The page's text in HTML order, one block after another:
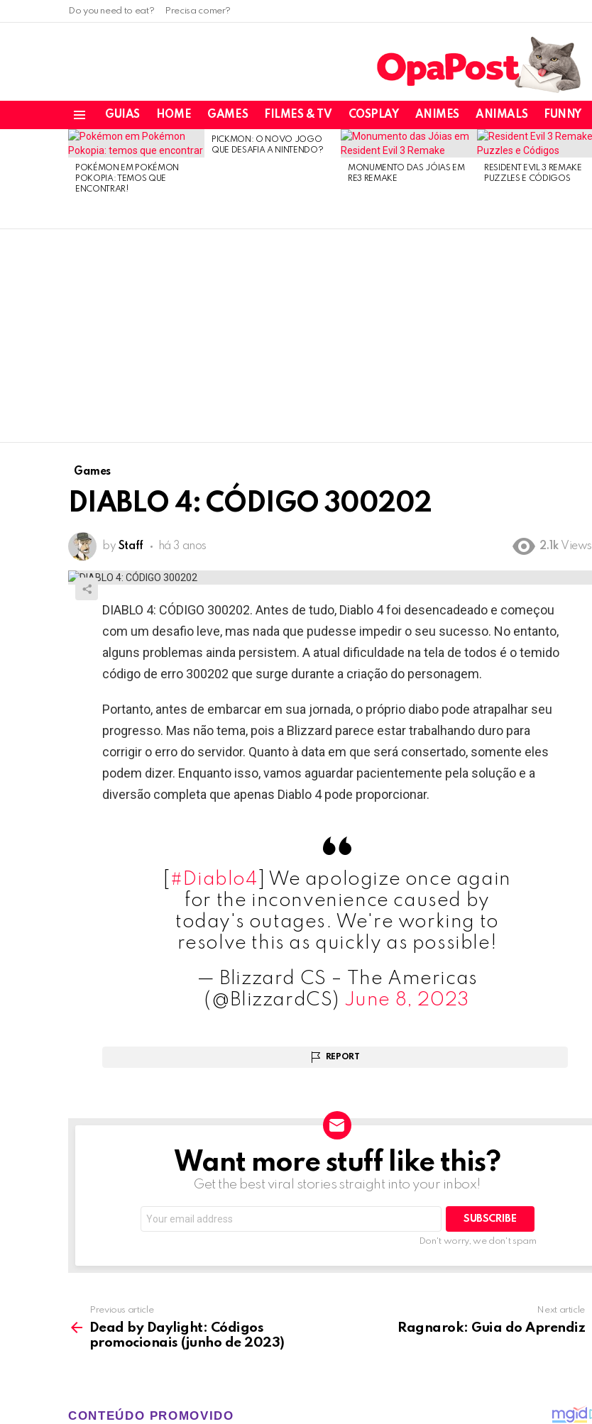
Do you need to eat? Precisa comer?
GUIAS HOME GAMES FILMES & TV COSPLAY ANIMES ANIMALS FUNNY
LATEST
STORIES
POKÉMON EM POKÉMON
POKOPIA: TEMOS QUE
ENCONTRAR!
PICKMON: O NOVO JOGO
QUE DESAFIA A NINTENDO?
MONUMENTO DAS JÓIAS EM
RE3 REMAKE
RESIDENT EVIL 3 REMAKE
PUZZLES E CÓDIGOS
Games
DIABLO 4: CÓDIGO 300202
by Staff há 3 anos 2.1k Views
DIABLO 4: CÓDIGO 300202. Antes de tudo, Diablo 4 foi desencadeado e começou
com um desafio leve, mas nada que pudesse impedir o seu sucesso. No entanto,
alguns problemas ainda persistem. A atual dificuldade na tela de todos é o temido
código de erro 300202 que surge durante a criação do personagem.
Portanto, antes de embarcar em sua jornada, o próprio diabo pode atrapalhar seu
progresso. Mas não tema, pois a Blizzard parece estar trabalhando duro para
corrigir o erro do servidor. Quanto à data em que será consertado, somente eles
podem dizer. Enquanto isso, vamos aguardar pacientemente pela solução e a
diversão completa que apenas Diablo 4 pode proporcionar.
#Diablo4
] We apologize once again
for the inconvenience caused by
today's outages. We're working to
resolve this as quickly as possible!
— Blizzard CS – The Americas
(@BlizzardCS) June 8, 2023
REPORT
NEWSLETTERWant more stuff like this?
Get the best viral stories straight into your inbox!
address:
Don't worry, we don't spam
more
Previous article
Dead by Daylight: Códigos
promocionais (junho de 2023)
Next article
Ragnarok: Guia do Aprendiz